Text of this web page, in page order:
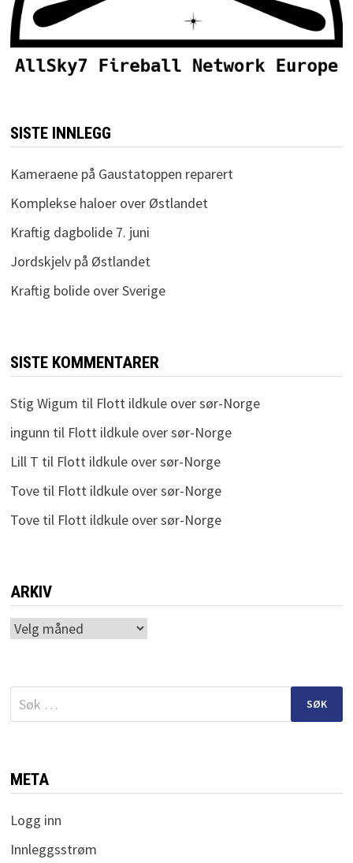
SISTE INNLEGG
Kameraene på Gaustatoppen reparert
Komplekse haloer over Østlandet
Kraftig dagbolide 7. juni
Jordskjelv på Østlandet
Kraftig bolide over Sverige
SISTE KOMMENTARER
Stig Wigum til Flott ildkule over sør-Norge
ingunn til Flott ildkule over sør-Norge
Lill T til Flott ildkule over sør-Norge
Tovetil Flott ildkule over sør-Norge
Tovetil Flott ildkule over sør-Norge
ARKIV
Arkiv
Søk
etter:
META
Logg inn
Innleggsstrøm